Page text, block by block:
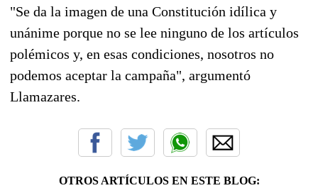
"Se da la imagen de una Constitución idílica y
unánime porque no se lee ninguno de los artículos
polémicos y, en esas condiciones, nosotros no
podemos aceptar la campaña", argumentó
Llamazares.
OTROS ARTÍCULOS EN ESTE BLOG: